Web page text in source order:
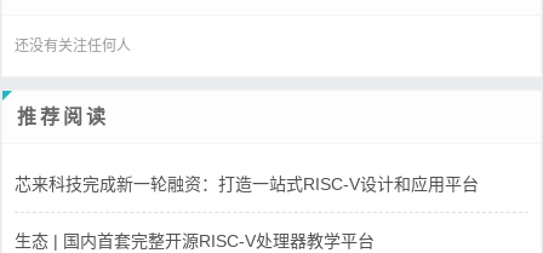
还没有关注任何人
推荐阅读
芯来科技完成新一轮融资：打造一站式RISC-V设计和应用平台
生态 | 国内首套完整开源RISC-V处理器教学平台